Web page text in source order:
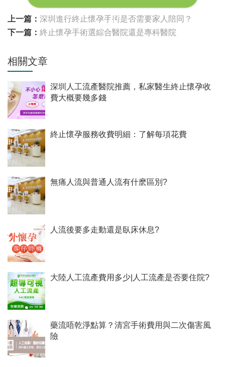
上一篇： 深圳進行終止懷孕手術是否需要家人陪同？
下一篇： 終止懷孕手術選綜合醫院還是專科醫院
相關文章
深圳人工流產醫院推薦，私家醫生終止懷孕收
費大概要幾多錢
終止懷孕服務收費明細：了解每項花費
無痛人流與普通人流有什麽區別?
人流後要多走動還是臥床休息?
大陸人工流產費用多少|人工流產是否要住院?
藥流唔乾淨點算？清宮手術費用與二次傷害風
險